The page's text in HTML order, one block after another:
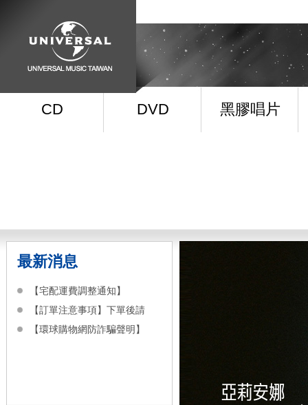
CD DVD 黑膠唱片
最新消息
【宅配運費調整通知】
【訂單注意事項】下單後請
【環球購物網防詐騙聲明】